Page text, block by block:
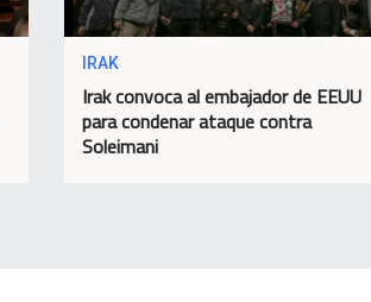
IRAK
Irak convoca al embajador de EEUU
para condenar ataque contra
Soleimani